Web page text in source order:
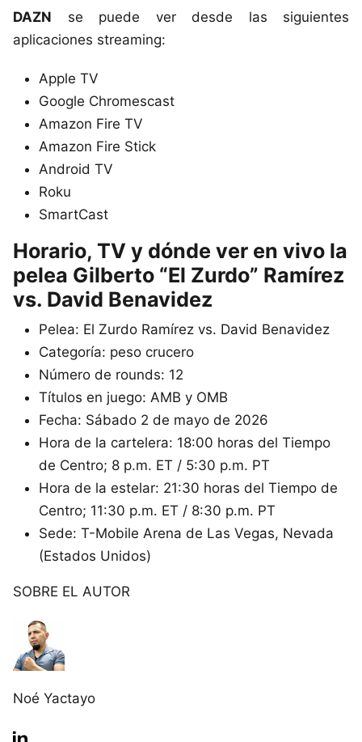
DAZN se puede ver desde las siguientes
aplicaciones streaming:
Apple TV
Google Chromescast
Amazon Fire TV
Amazon Fire Stick
Android TV
Roku
SmartCast
Horario, TV y dónde ver en vivo la
pelea Gilberto “El Zurdo” Ramírez
vs. David Benavidez
Pelea: El Zurdo Ramírez vs. David Benavidez
Categoría: peso crucero
Número de rounds: 12
Títulos en juego: AMB y OMB
Fecha: Sábado 2 de mayo de 2026
Hora de la cartelera: 18:00 horas del Tiempo
de Centro; 8 p.m. ET / 5:30 p.m. PT
Hora de la estelar: 21:30 horas del Tiempo de
Centro; 11:30 p.m. ET / 8:30 p.m. PT
Sede: T-Mobile Arena de Las Vegas, Nevada
(Estados Unidos)
SOBRE EL AUTOR
Noé Yactayo